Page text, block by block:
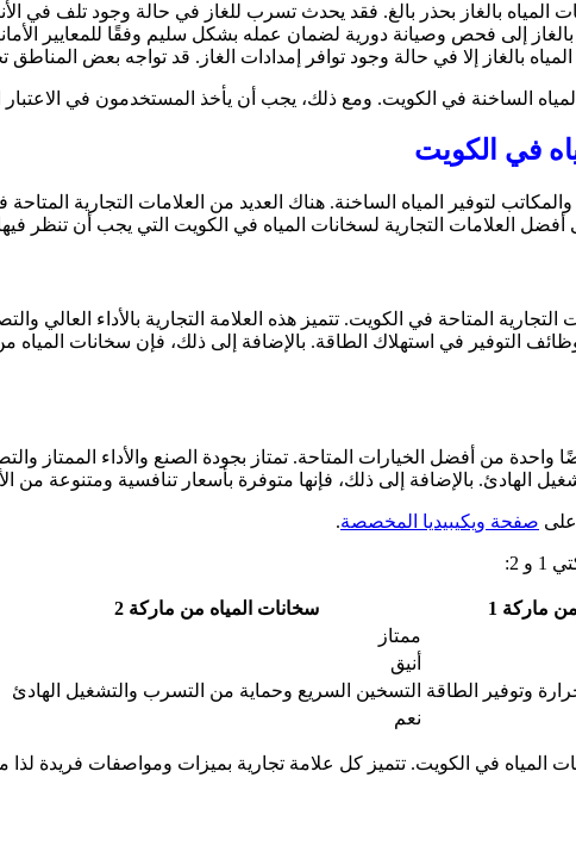
المياه بالغاز بحذر بالغ. فقد يحدث تسرب للغاز في حالة وجود تلف في
بالغاز إلى فحص وصيانة دورية لضمان عمله بشكل سليم وفقًا للمعايير
بالغاز إلا في حالة وجود توافر إمدادات الغاز. قد تواجه بعض
المياه الساخنة في الكويت. ومع ذلك، يجب أن يأخذ المستخدمون في الاعتبار
في الكويت
لتوفير المياه الساخنة. هناك العديد من العلامات التجارية
أفضل العلامات التجارية لسخانات المياه في الكويت التي يجب أن تنظر
المتاحة في الكويت. تتميز هذه العلامة التجارية بالأداء العالي
واحدة من أفضل الخيارات المتاحة. تمتاز بجودة الصنع والأداء الممتاز
الهادئ. بالإضافة إلى ذلك، فإنها متوفرة بأسعار تنافسية ومتنوعة من
صفحة ويكيبيديا المخصصة.
2:
ماركة 1
سخانات المياه من ماركة 2
ممتاز
أنيق
وتوفير الطاقة التسخين السريع وحماية من التسرب والتشغيل الهادئ
نعم
المياه في الكويت. تتميز كل علامة تجارية بميزات ومواصفات فريدة لذا